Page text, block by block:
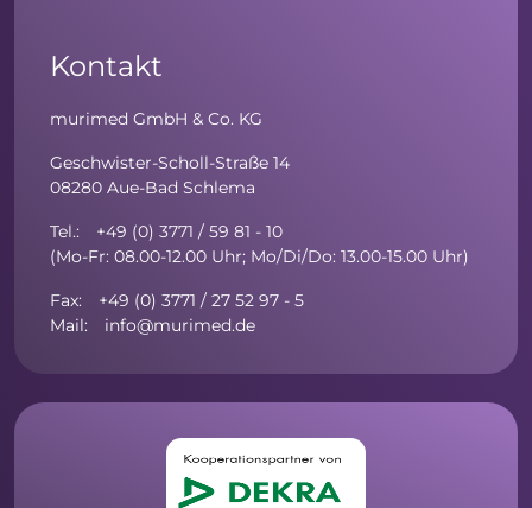
Kontakt
murimed GmbH & Co. KG
Geschwister-Scholl-Straße 14
08280 Aue-Bad Schlema
Tel.: +49 (0) 3771 / 59 81 - 10
(Mo-Fr: 08.00-12.00 Uhr; Mo/Di/Do: 13.00-15.00 Uhr)
Fax: +49 (0) 3771 / 27 52 97 - 5
Mail: info@murimed.de